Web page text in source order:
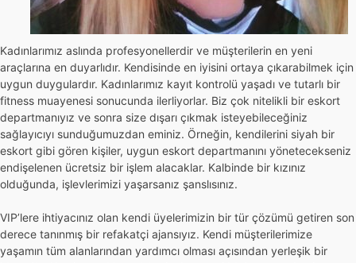
Kadınlarımız aslında profesyonellerdir ve müşterilerin en yeni
araçlarına en duyarlıdır. Kendisinde en iyisini ortaya çıkarabilmek için
uygun duygulardır. Kadınlarımız kayıt kontrolü yaşadı ve tutarlı bir
fitness muayenesi sonucunda ilerliyorlar. Biz çok nitelikli bir eskort
departmanıyız ve sonra size dışarı çıkmak isteyebileceğiniz
sağlayıcıyı sunduğumuzdan eminiz. Örneğin, kendilerini siyah bir
eskort gibi gören kişiler, uygun eskort departmanını yönetecekseniz
endişelenen ücretsiz bir işlem alacaklar. Kalbinde bir kızınız
olduğunda, işlevlerimizi yaşarsanız şanslısınız.
VIP’lere ihtiyacınız olan kendi üyelerimizin bir tür çözümü getiren son
derece tanınmış bir refakatçi ajansıyız. Kendi müşterilerimize
yaşamın tüm alanlarından yardımcı olması açısından yerleşik bir